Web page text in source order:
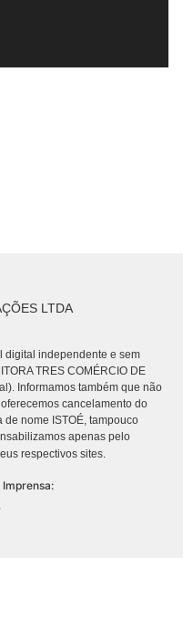
LTDA
digital independente e sem
TRES COMÉRCIO DE
Informamos também que não
cancelamento do
nome ISTOÉ, tampouco
apenas pelo
respectivos sites.